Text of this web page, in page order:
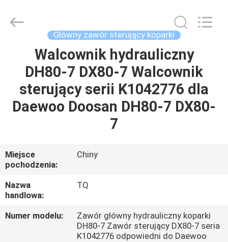
PRODUKTY
POKAZ
VR
O
NAS
Machinery
Główny zawór sterujący koparki
Walcownik hydrauliczny
DH80-7 DX80-7 Walcownik
sterujący serii K1042776 dla
Daewoo Doosan DH80-7 DX80-
7
Miejsce
pochodzenia:
Chiny
Nazwa
handlowa:
TQ
Numer modelu:
Zawór główny hydrauliczny koparki
DH80-7 Zawór sterujący DX80-7 seria
K1042776 odpowiedni do Daewoo